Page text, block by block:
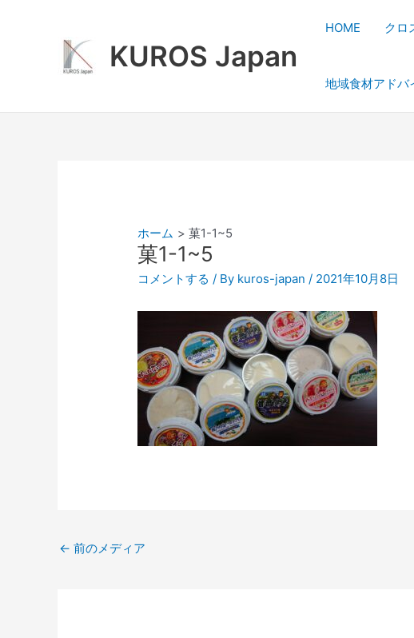
KUROS Japan
HOME クロ
地域食材アドバ
ホーム 菓1-1~5
菓1-1~5
コメントする / By kuros-japan/ 2021年10月8日
← 前のメディア